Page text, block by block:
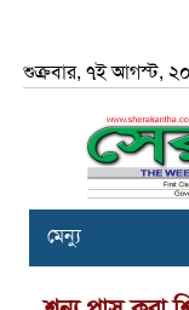
শুক্রবার, ৭ই আগস্ট,
মেন্যু